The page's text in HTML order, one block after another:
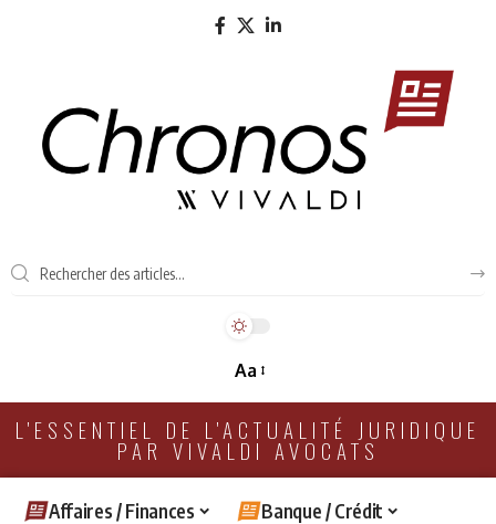
Aa
L'ESSENTIEL DE L'ACTUALITÉ JURIDIQUE
PAR VIVALDI AVOCATS
Affaires / Finances
Banque / Crédit